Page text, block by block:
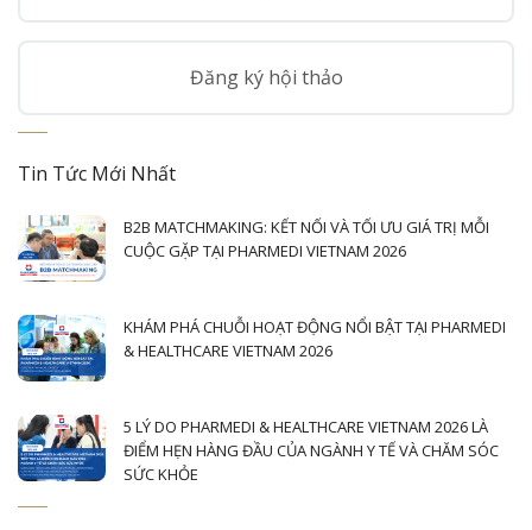
Đăng ký hội thảo
Tin Tức Mới Nhất
B2B MATCHMAKING: KẾT NỐI VÀ TỐI ƯU GIÁ TRỊ MỖI
CUỘC GẶP TẠI PHARMEDI VIETNAM 2026
KHÁM PHÁ CHUỖI HOẠT ĐỘNG NỔI BẬT TẠI PHARMEDI
& HEALTHCARE VIETNAM 2026
5 LÝ DO PHARMEDI & HEALTHCARE VIETNAM 2026 LÀ
ĐIỂM HẸN HÀNG ĐẦU CỦA NGÀNH Y TẾ VÀ CHĂM SÓC
SỨC KHỎE